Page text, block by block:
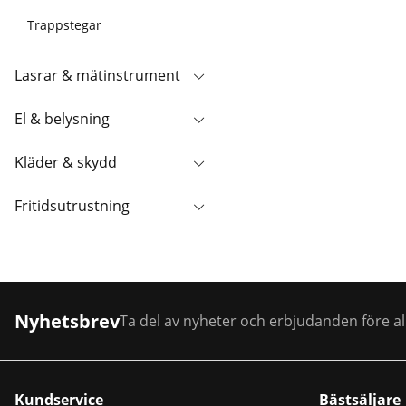
Trappstegar
Lasrar & mätinstrument
El & belysning
Kläder & skydd
Fritidsutrustning
NyhetsbrevTa del av nyheter och erbjudanden före
Kundservice Bästsäljare